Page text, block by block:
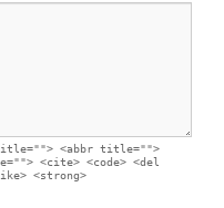
<abbr title="">
<cite> <code> <del
<strong>